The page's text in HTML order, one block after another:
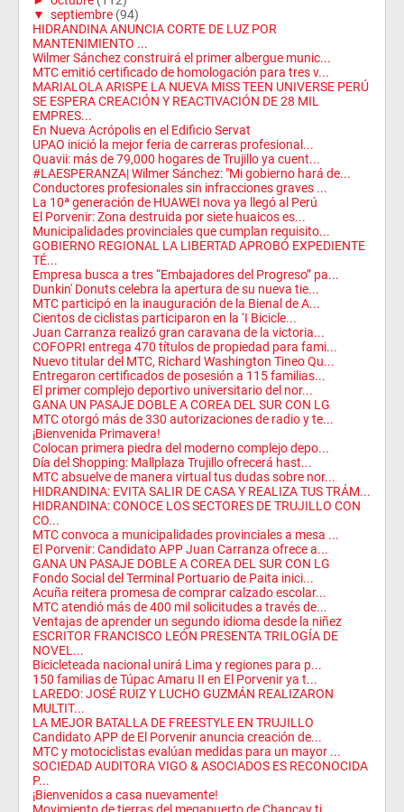
▼ septiembre (94)
HIDRANDINA ANUNCIA CORTE DE LUZ POR
MANTENIMIENTO ...
Wilmer Sánchez construirá el primer albergue munic...
MTC emitió certificado de homologación para tres v...
MARIALOLA ARISPE LA NUEVA MISS TEEN UNIVERSE PERÚ
SE ESPERA CREACIÓN Y REACTIVACIÓN DE 28 MIL
EMPRES...
En Nueva Acrópolis en el Edificio Servat
UPAO inició la mejor feria de carreras profesional...
Quavii: más de 79,000 hogares de Trujillo ya cuent...
#LAESPERANZA| Wilmer Sánchez: "Mi gobierno hará de...
Conductores profesionales sin infracciones graves ...
La 10ª generación de HUAWEI nova ya llegó al Perú
El Porvenir: Zona destruida por siete huaicos es...
Municipalidades provinciales que cumplan requisito...
GOBIERNO REGIONAL LA LIBERTAD APROBÓ EXPEDIENTE
TÉ...
Empresa busca a tres “Embajadores del Progreso” pa...
Dunkin' Donuts celebra la apertura de su nueva tie...
MTC participó en la inauguración de la Bienal de A...
Cientos de ciclistas participaron en la ‘I Bicicle...
Juan Carranza realizó gran caravana de la victoria...
COFOPRI entrega 470 títulos de propiedad para fami...
Nuevo titular del MTC, Richard Washington Tineo Qu...
Entregaron certificados de posesión a 115 familias...
El primer complejo deportivo universitario del nor...
GANA UN PASAJE DOBLE A COREA DEL SUR CON LG
MTC otorgó más de 330 autorizaciones de radio y te...
¡Bienvenida Primavera!
Colocan primera piedra del moderno complejo depo...
Día del Shopping: Mallplaza Trujillo ofrecerá hast...
MTC absuelve de manera virtual tus dudas sobre nor...
HIDRANDINA: EVITA SALIR DE CASA Y REALIZA TUS TRÁM...
HIDRANDINA: CONOCE LOS SECTORES DE TRUJILLO CON
CO...
MTC convoca a municipalidades provinciales a mesa ...
El Porvenir: Candidato APP Juan Carranza ofrece a...
GANA UN PASAJE DOBLE A COREA DEL SUR CON LG
Fondo Social del Terminal Portuario de Paita inici...
Acuña reitera promesa de comprar calzado escolar...
MTC atendió más de 400 mil solicitudes a través de...
Ventajas de aprender un segundo idioma desde la niñez
ESCRITOR FRANCISCO LEÓN PRESENTA TRILOGÍA DE
NOVEL...
Bicicleteada nacional unirá Lima y regiones para p...
150 familias de Túpac Amaru II en El Porvenir ya t...
LAREDO: JOSÉ RUIZ Y LUCHO GUZMÁN REALIZARON
MULTIT...
LA MEJOR BATALLA DE FREESTYLE EN TRUJILLO
Candidato APP de El Porvenir anuncia creación de...
MTC y motociclistas evalúan medidas para un mayor ...
SOCIEDAD AUDITORA VIGO & ASOCIADOS ES RECONOCIDA
P...
¡Bienvenidos a casa nuevamente!